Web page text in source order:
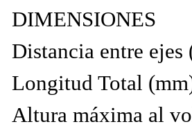
DIMENSIONES
Distancia entre ejes
Longitud Total
Altura máxima al